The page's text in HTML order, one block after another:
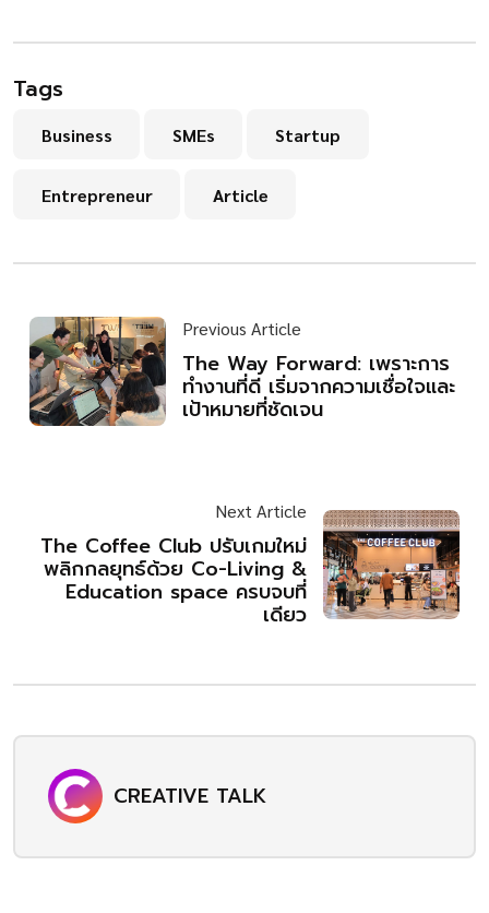
Tags
Business SMEs Startup
Entrepreneur Article
Previous Article
The Way Forward: เพราะการ
ทำงานที่ดี เริ่มจากความเชื่อใจและ
เป้าหมายที่ชัดเจน
Next Article
The Coffee Club ปรับเกมใหม่
พลิกกลยุทธ์ด้วย Co-Living &
Education space ครบจบที่
เดียว
CREATIVE TALK